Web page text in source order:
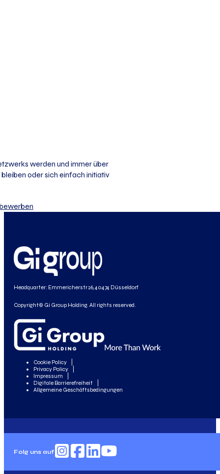
werden und immer über
oder sich einfach initiativ
Headquarter: Emmericherstr 26, 40474 Düsseldorf
Copyright© Gi Group Holding. All rights reserved.
Cookie Policy
Privacy Policy
Impressum
Digitale Barrierefreiheit
Allgemeine Geschäftsbedingungen
Folg uns auf